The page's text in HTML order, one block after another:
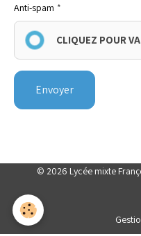
Anti-spam
CLIQUEZ POUR
Envoyer
© 2026 Lycée mixte